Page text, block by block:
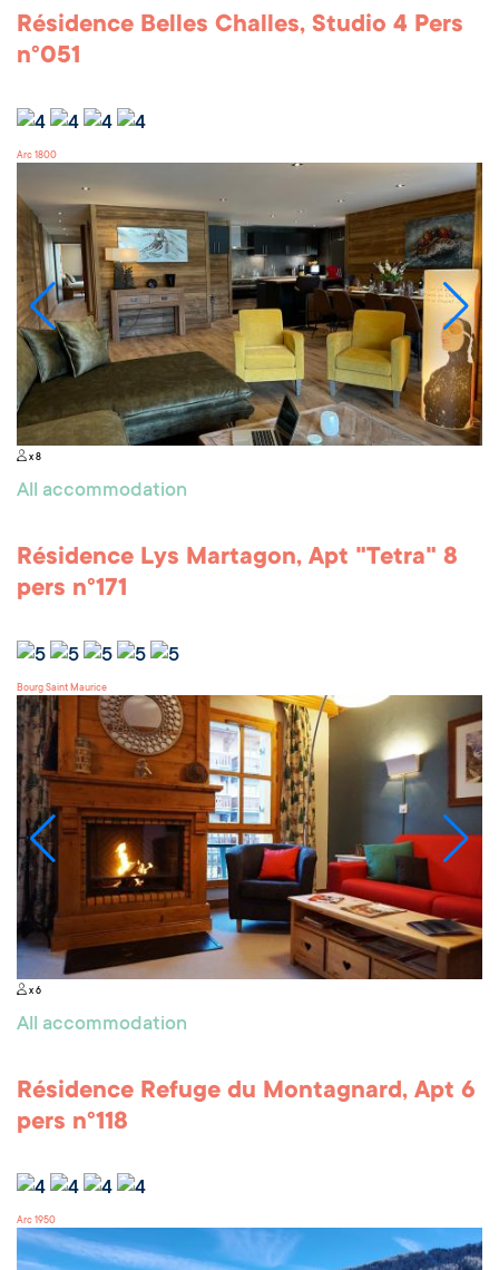
Résidence Belles Challes, Studio 4 Pers
n°051
Arc 1800
x 8
All accommodation
Résidence Lys Martagon, Apt "Tetra" 8
pers n°171
Bourg Saint Maurice
x 6
All accommodation
Résidence Refuge du Montagnard, Apt 6
pers n°118
Arc 1950